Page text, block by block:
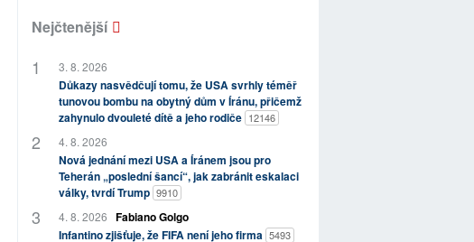
Nejčtenější
3. 8. 2026
Důkazy nasvědčují tomu, že USA svrhly téměř
tunovou bombu na obytný dům v Íránu, přičemž
zahynulo dvouleté dítě a jeho rodiče 12146
4. 8. 2026
Nová jednání mezi USA a Íránem jsou pro
Teherán „poslední šancí“, jak zabránit eskalaci
války, tvrdí Trump 9910
4. 8. 2026 Fabiano Golgo
Infantino zjišťuje, že FIFA není jeho firma 5493